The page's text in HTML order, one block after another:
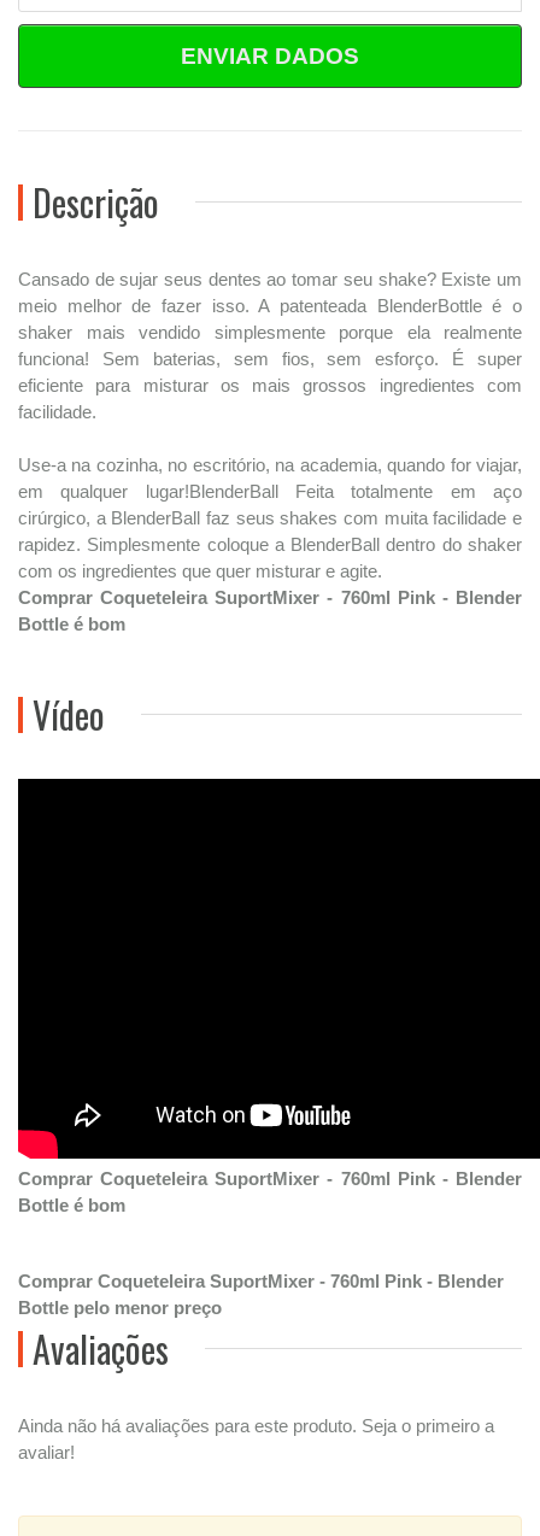
ENVIAR DADOS
Descrição
Cansado de sujar seus dentes ao tomar seu shake? Existe um
meio melhor de fazer isso. A patenteada BlenderBottle é o
shaker mais vendido simplesmente porque ela realmente
funciona! Sem baterias, sem fios, sem esforço. É super
eficiente para misturar os mais grossos ingredientes com
facilidade.
Use-a na cozinha, no escritório, na academia, quando for viajar,
em qualquer lugar!BlenderBall Feita totalmente em aço
cirúrgico, a BlenderBall faz seus shakes com muita facilidade e
rapidez. Simplesmente coloque a BlenderBall dentro do shaker
com os ingredientes que quer misturar e agite.
Comprar Coqueteleira SuportMixer - 760ml Pink - Blender
Bottle é bom
Vídeo
Comprar Coqueteleira SuportMixer - 760ml Pink - Blender
Bottle é bom
Comprar Coqueteleira SuportMixer - 760ml Pink - Blender
Bottle pelo menor preço
Avaliações
Ainda não há avaliações para este produto. Seja o primeiro a
avaliar!